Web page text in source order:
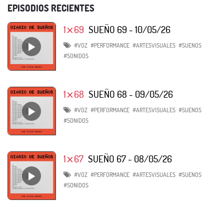
EPISODIOS RECIENTES
1⨯69 SUEÑO 69 - 10/05/26
#VOZ #PERFORMANCE #ARTESVISUALES #SUENOS
#SONIDOS
1⨯68 SUEÑO 68 - 09/05/26
#VOZ #PERFORMANCE #ARTESVISUALES #SUENOS
#SONIDOS
1⨯67 SUEÑO 67 - 08/05/26
#VOZ #PERFORMANCE #ARTESVISUALES #SUENOS
#SONIDOS